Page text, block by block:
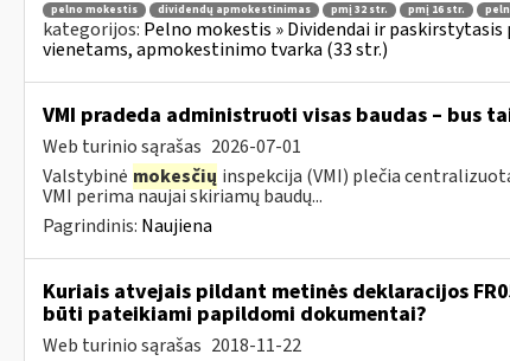
pelno mokestis dividendų apmokestinimas pmį 32 str. pmį 16 str.
kategorijos: Pelno mokestis » Dividendai ir paskirstytasis
vienetams, apmokestinimo tvarka (33 str.)
VMI pradeda administruoti visas baudas – bus
Web turinio sąrašas 2026-07-01
Valstybinė mokesčių inspekcija (VMI) plečia
VMI perima naujai skiriamų baudų...
Pagrindinis: Naujiena
Kuriais atvejais pildant metinės deklaracijos
būti pateikiami papildomi dokumentai?
Web turinio sąrašas 2018-11-22